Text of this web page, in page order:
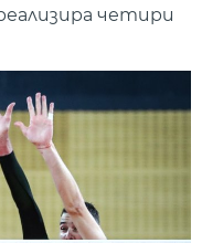
четири